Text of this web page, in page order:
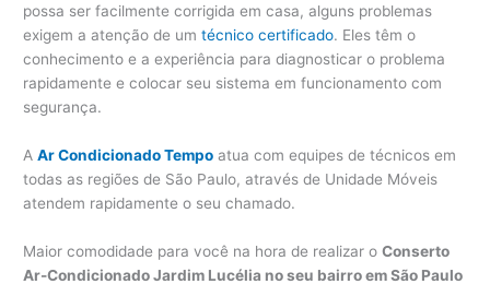
possa ser facilmente corrigida em casa, alguns problemas
exigem a atenção de umtécnico certificado. Eles têm o
conhecimento e a experiência para diagnosticar o problema
rapidamente e colocar seu sistema em funcionamento com
segurança.
AAr Condicionado Tempo atua com equipes de técnicos em
todas as regiões de São Paulo, através de Unidade Móveis
atendem rapidamente o seu chamado.
Maior comodidade para você na hora de realizar oConserto
Ar-Condicionado Jardim Lucélia no seu bairro em São Paulo